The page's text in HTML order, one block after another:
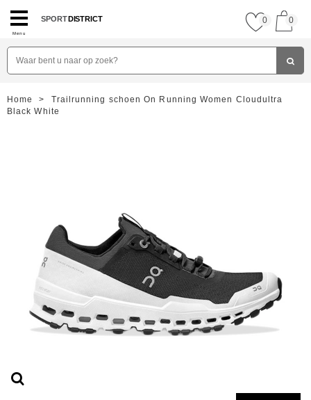
Menu
SPORTDISTRICT 0 0
Home >
Trailrunning schoen On Running Women Cloudultra
Black White